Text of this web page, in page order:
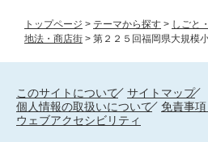
トップページ > テーマから探す > しごと
地法・商店街 > 第２２５回福岡県大規模
このサイトについて
サイトマップ
個人情報の取扱いについて
免責事
ウェブアクセシビリティ